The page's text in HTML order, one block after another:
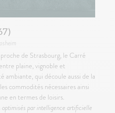
de Strasbourg, le Carré
plaine, vignoble et
ambiante, qui découle aussi de la
commodités nécessaires ainsi
en termes de loisirs.
par intelligence artificielle